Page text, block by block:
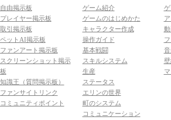
自由掲示板
プレイヤー掲示板
取引掲示板
ペットAI掲示板
ファンアート掲示板
スクリーンショット掲示
板
知識王（質問掲示板）
ファンサイトリンク
コミュニティポイント
ゲーム紹介
ゲームのはじめかた
キャラクター作成
操作ガイド
基本戦闘
スキルシステム
生産
ステータス
エリンの世界
町のシステム
コミュニケーション